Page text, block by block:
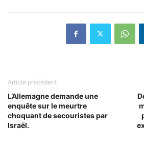
Article précédent
L’Allemagne demande une
enquête sur le meurtre
choquant de secouristes par
Israël.